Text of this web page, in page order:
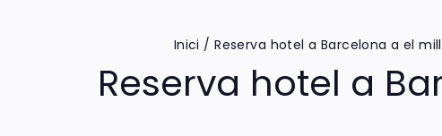
Inici /Reserva hotel a Barcelona a el
Reserva hotel a